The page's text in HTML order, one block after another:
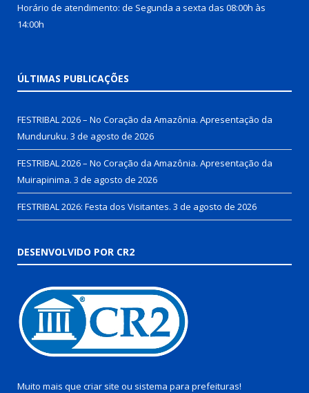
Horário de atendimento: de Segunda a sexta das 08:00h às
14:00h
ÚLTIMAS PUBLICAÇÕES
FESTRIBAL 2026 – No Coração da Amazônia. Apresentação da
Munduruku. 3 de agosto de 2026
FESTRIBAL 2026 – No Coração da Amazônia. Apresentação da
Muirapinima. 3 de agosto de 2026
FESTRIBAL 2026: Festa dos Visitantes. 3 de agosto de 2026
DESENVOLVIDO POR CR2
Muito mais que criar site ou sistema para prefeituras!